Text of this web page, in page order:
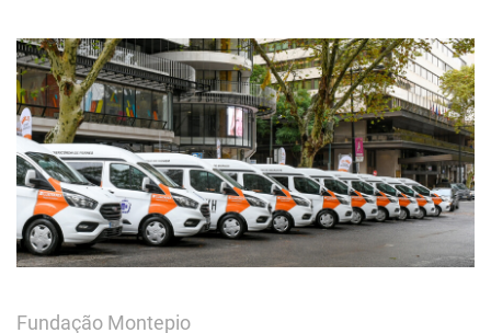
Fundação Montepio